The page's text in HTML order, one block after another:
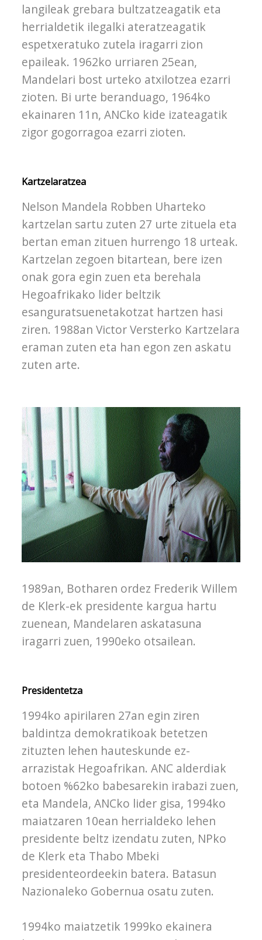
langileak grebara bultzatzeagatik eta
herrialdetik ilegalki ateratzeagatik
espetxeratuko zutela iragarri zion
epaileak. 1962ko urriaren 25ean,
Mandelari bost urteko atxilotzea ezarri
zioten. Bi urte beranduago, 1964ko
ekainaren 11n, ANCko kide izateagatik
zigor gogorragoa ezarri zioten.
Kartzelaratzea
Nelson Mandela Robben Uharteko
kartzelan sartu zuten 27 urte zituela eta
bertan eman zituen hurrengo 18 urteak.
Kartzelan zegoen bitartean, bere izen
onak gora egin zuen eta berehala
Hegoafrikako lider beltzik
esanguratsuenetakotzat hartzen hasi
ziren. 1988an Victor Versterko Kartzelara
eraman zuten eta han egon zen askatu
zuten arte.
1989an, Botharen ordez Frederik Willem
de Klerk-ek presidente kargua hartu
zuenean, Mandelaren askatasuna
iragarri zuen, 1990eko otsailean.
Presidentetza
1994ko apirilaren 27an egin ziren
baldintza demokratikoak betetzen
zituzten lehen hauteskunde ez-
arrazistak Hegoafrikan. ANC alderdiak
botoen %62ko babesarekin irabazi zuen,
eta Mandela, ANCko lider gisa, 1994ko
maiatzaren 10ean herrialdeko lehen
presidente beltz izendatu zuten, NPko
de Klerk eta Thabo Mbeki
presidenteordeekin batera. Batasun
Nazionaleko Gobernua osatu zuten.
1994ko maiatzetik 1999ko ekainera